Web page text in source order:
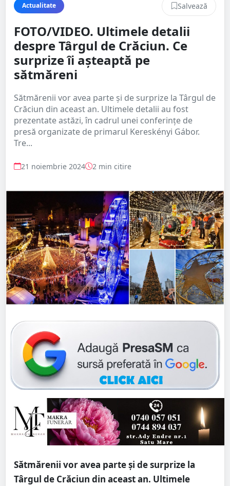
Actualitate Salvează
FOTO/VIDEO. Ultimele detalii
despre Târgul de Crăciun. Ce
surprize îi așteaptă pe
sătmăreni
Sătmărenii vor avea parte și de surprize la Târgul de
Crăciun din aceast an. Ultimele detalii au fost
prezentate astăzi, în cadrul unei conferințe de
presă organizate de primarul Kereskényi Gábor.
Tre...
21 noiembrie 2024 2 min citire
Sătmărenii vor avea parte și de surprize la
Târgul de Crăciun din aceast an. Ultimele